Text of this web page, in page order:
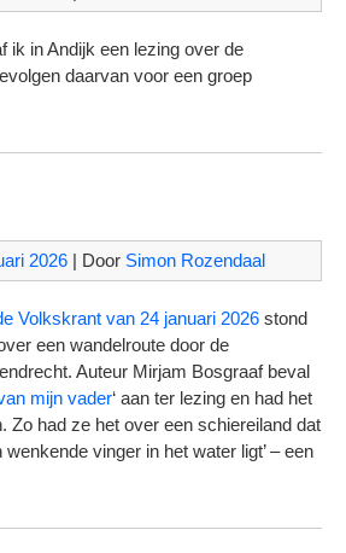
ik in Andijk een lezing over de
daarvan voor een groep
2026 | Door Simon Rozendaal
Volkskrant van 24 januari 2026 stond
een wandelroute door de
Auteur Mirjam Bosgraaf beval
mijn vader‘ aan ter lezing en had het
Zo had ze het over een schiereiland dat
wenkende vinger in het water ligt’ – een